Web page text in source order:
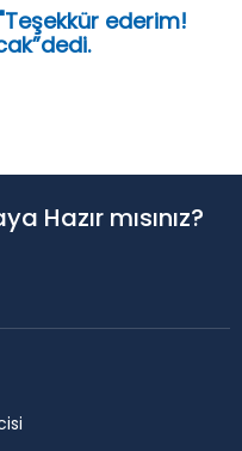
ederim!
Hazır mısınız?